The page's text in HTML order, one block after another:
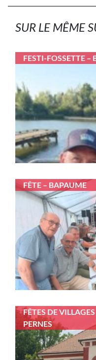
SUR LE MÊME
FESTI-FOSSETTE –
FÊTE – BAPAUME
FÊTES DE
PERNES